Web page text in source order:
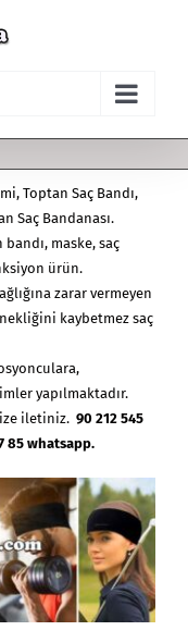
, Toptan Saç Bandı,
Saç Bandanası.
bandı, maske, saç
ürün.
zarar vermeyen
kaybetmez saç
yapılmaktadır.
iletiniz. 90 212 545
85 whatsapp.